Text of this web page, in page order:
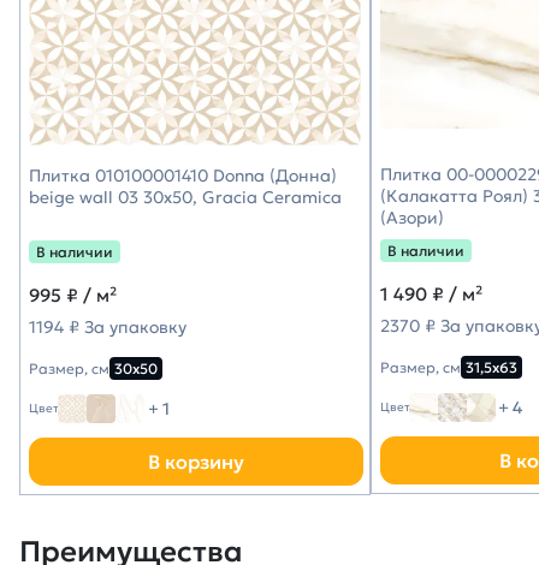
Плитка 010100001410 Donna (Донна)
beige wall 03 30х50, Gracia Ceramica
В наличии
995 ₽ / м²
1194 ₽ За упаковку
Размер, см 30х50
Цвет + 1
В корзину
Плитка 00-
(Калакатта Роял)
(Азори)
В наличии
1 490 ₽ / м²
2370 ₽ За
Размер, см 31,5х63
Цвет + 4
В
Преимущества